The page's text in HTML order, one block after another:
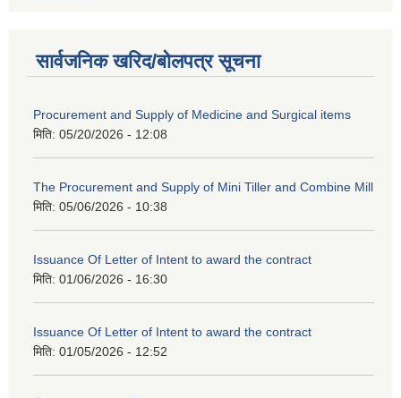
सार्वजनिक खरिद/बोलपत्र सूचना
Procurement and Supply of Medicine and Surgical items
मिति: 05/20/2026 - 12:08
The Procurement and Supply of Mini Tiller and Combine Mill
मिति: 05/06/2026 - 10:38
Issuance Of Letter of Intent to award the contract
मिति: 01/06/2026 - 16:30
Issuance Of Letter of Intent to award the contract
मिति: 01/05/2026 - 12:52